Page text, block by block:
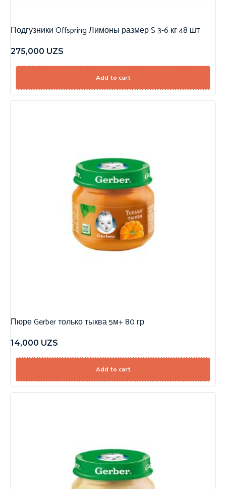
Подгузники Offspring Лимоны размер S 3-6 кг 48 шт
275,000 UZS
Add to cart
Пюре Gerber только тыква 5м+ 80 гр
14,000 UZS
Add to cart